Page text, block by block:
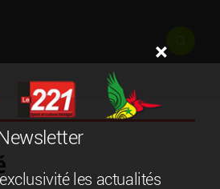
×
Newsletter
les actualités